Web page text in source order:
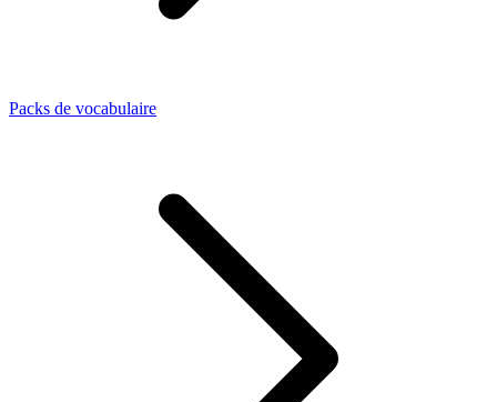
Packs de vocabulaire